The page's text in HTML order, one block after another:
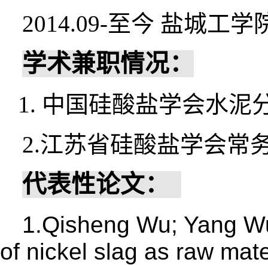
2014.09-至今 盐城工学
学术兼职情况：
1. 中国硅酸盐学会水泥
2.江苏省硅酸盐学会常
代表性论文：
1.Qisheng Wu; Yang
of nickel slag as raw